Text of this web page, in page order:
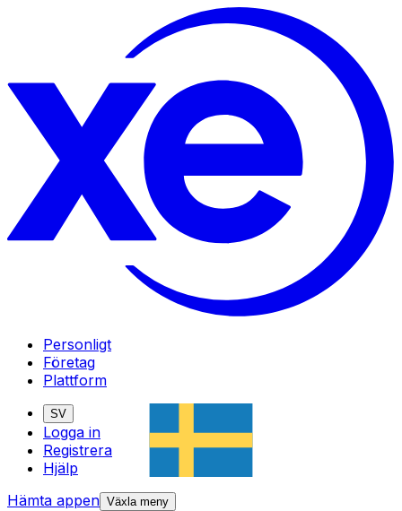
Personligt
Företag
Plattform
SV
Logga in
Registrera
Hjälp
Hämta appen Växla meny